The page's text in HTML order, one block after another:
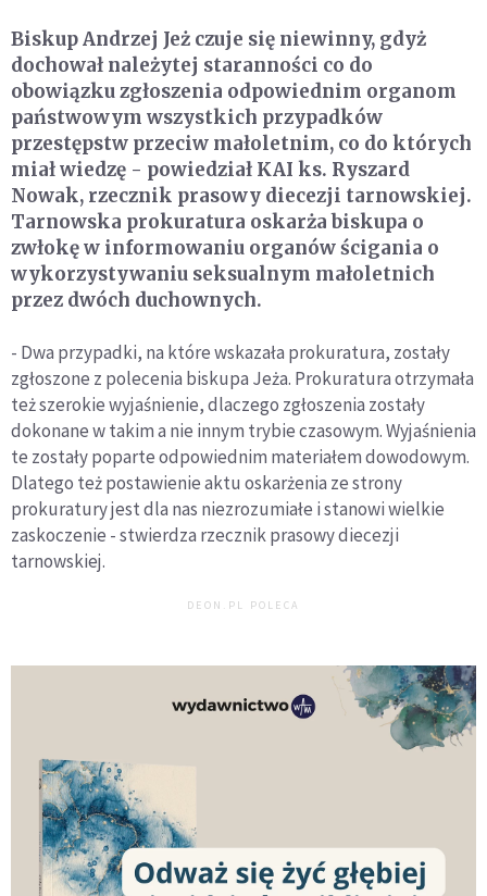
Biskup Andrzej Jeż czuje się niewinny, gdyż
dochował należytej staranności co do
obowiązku zgłoszenia odpowiednim organom
państwowym wszystkich przypadków
przestępstw przeciw małoletnim, co do których
miał wiedzę - powiedział KAI ks. Ryszard
Nowak, rzecznik prasowy diecezji tarnowskiej.
Tarnowska prokuratura oskarża biskupa o
zwłokę w informowaniu organów ścigania o
wykorzystywaniu seksualnym małoletnich
przez dwóch duchownych.
- Dwa przypadki, na które wskazała prokuratura, zostały
zgłoszone z polecenia biskupa Jeża. Prokuratura otrzymała
też szerokie wyjaśnienie, dlaczego zgłoszenia zostały
dokonane w takim a nie innym trybie czasowym. Wyjaśnienia
te zostały poparte odpowiednim materiałem dowodowym.
Dlatego też postawienie aktu oskarżenia ze strony
prokuratury jest dla nas niezrozumiałe i stanowi wielkie
zaskoczenie - stwierdza rzecznik prasowy diecezji
tarnowskiej.
DEON.PL POLECA